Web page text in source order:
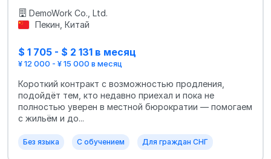
мигрантов)
DemoWork Co., Ltd.
Пекин, Китай
$ 1 705 - $ 2 131 в месяц
¥ 12 000 - ¥ 15 000 в месяц
Короткий контракт с возможностью продления,
подойдёт тем, кто недавно приехал и пока не
полностью уверен в местной бюрократии — помогаем
с жильём и до...
Без языка С обучением Для граждан СНГ